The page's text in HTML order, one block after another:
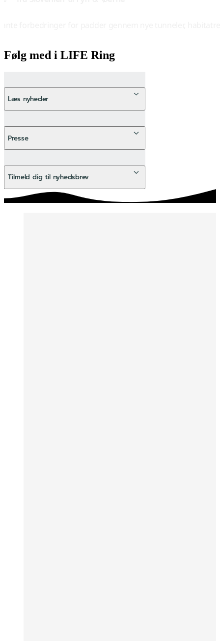
Følg med i LIFE Ring
Læs nyheder
Se alle nyheder
Presse
Tilmeld dig til nyhedsbrev
Tilmeld nyhedsbrev